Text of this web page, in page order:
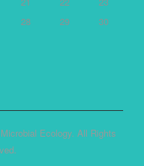
28 29
30
Ecology. All Rights